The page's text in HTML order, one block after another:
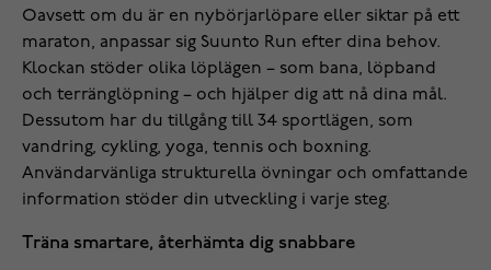
Oavsett om du är en nybörjarlöpare eller siktar på ett
maraton, anpassar sig Suunto Run efter dina behov.
Klockan stöder olika löplägen – som bana, löpband
och terränglöpning – och hjälper dig att nå dina mål.
Dessutom har du tillgång till 34 sportlägen, som
vandring, cykling, yoga, tennis och boxning.
Användarvänliga strukturella övningar och omfattande
information stöder din utveckling i varje steg.
Träna smartare, återhämta dig snabbare